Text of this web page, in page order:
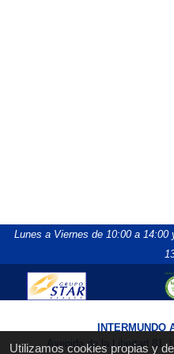
Utilizamos cookies propias y
Lunes a Viernes de 10:00 a 14:00
Avenida de la Libertad 81,